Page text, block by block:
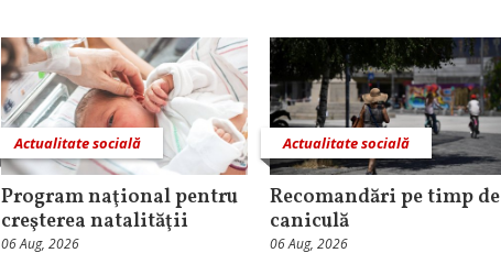
Actualitate socială
Program naţional pentru
creşterea natalităţii
06 Aug, 2026
Actualitate socială
Recomandări pe timp de
caniculă
06 Aug, 2026